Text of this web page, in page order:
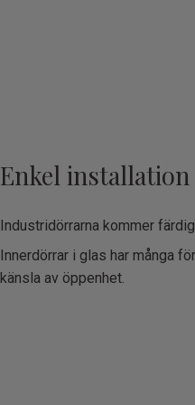
Enkel installation
Industridörrarna kommer
Innerdörrar i glas har många
känsla av öppenhet.